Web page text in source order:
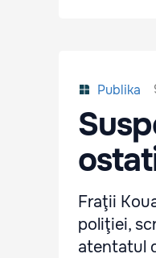
Publika
Fraţii
poliţiei,
atentatul